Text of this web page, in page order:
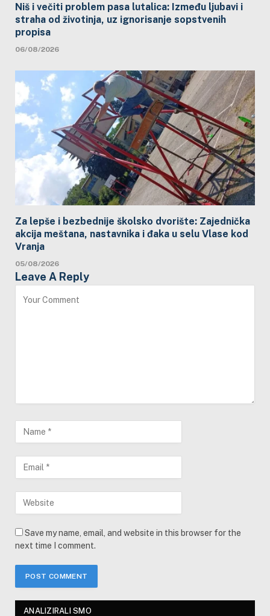
Niš i večiti problem pasa lutalica: Između ljubavi i
straha od životinja, uz ignorisanje sopstvenih
propisa
06/08/2026
Za lepše i bezbednije školsko dvorište: Zajednička
akcija meštana, nastavnika i đaka u selu Vlase kod
Vranja
05/08/2026
Leave A Reply
Save my name, email, and website in this browser for the
next time I comment.
ANALIZIRALI SMO